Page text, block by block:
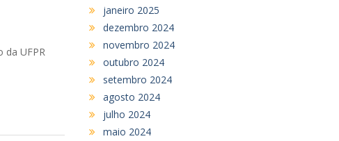
da UFPR
janeiro 2025
dezembro 2024
novembro 2024
outubro 2024
setembro 2024
agosto 2024
julho 2024
maio 2024